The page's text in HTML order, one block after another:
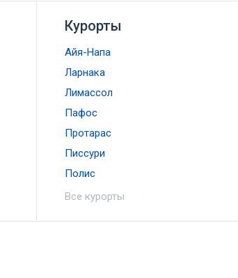
Курорты
Айя-Напа
Ларнака
Лимассол
Пафос
Протарас
Писсури
Полис
Все курорты